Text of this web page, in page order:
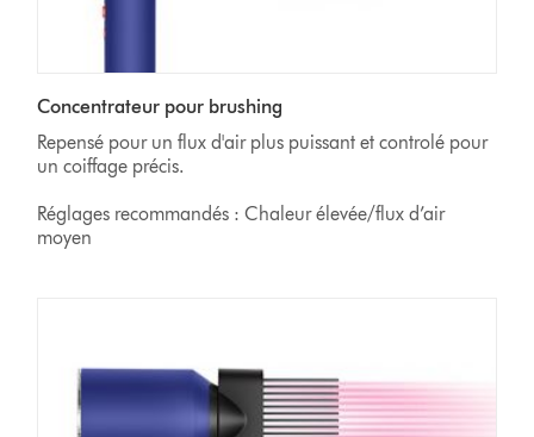
Concentrateur pour brushing
Repensé pour un flux d'air plus puissant et controlé pour
un coiffage précis.
Réglages recommandés : Chaleur élevée/flux d’air
moyen